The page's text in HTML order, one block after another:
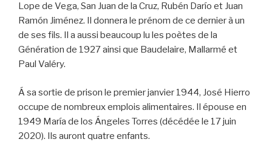
Lope de Vega, San Juan de la Cruz, Rubén Darío et Juan
Ramón Jiménez. Il donnera le prénom de ce dernier à un
de ses fils. Il a aussi beaucoup lu les poètes de la
Génération de 1927 ainsi que Baudelaire, Mallarmé et
Paul Valéry.
Á sa sortie de prison le premier janvier 1944, José Hierro
occupe de nombreux emplois alimentaires. Il épouse en
1949 María de los Ángeles Torres (décédée le 17 juin
2020). Ils auront quatre enfants.